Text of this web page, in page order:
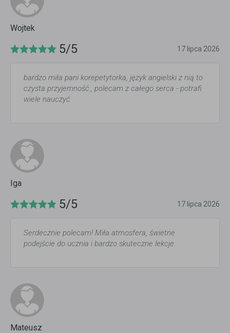
Wojtek
5/5 17 lipca 2026
bardzo miła pani korepetytorka, język angielski z nią to
czysta przyjemność., polecam z całego serca - potrafi
wiele nauczyć
Iga
5/5 17 lipca 2026
Serdecznie polecam! Miła atmosfera, świetne
podejście do ucznia i bardzo skuteczne lekcje.
Mateusz